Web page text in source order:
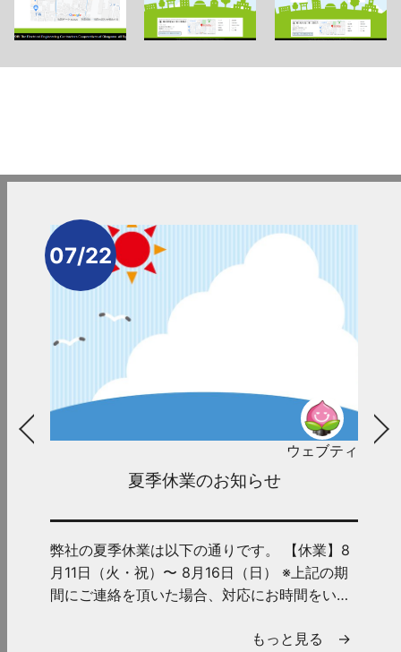
07/22
ウェブティ
夏季休業のお知らせ
弊社の夏季休業は以下の通りです。 【休業】8
月11日（火・祝）〜 8月16日（日） ※上記の期
間にご連絡を頂いた場合、対応にお時間をいた
もっと見る →